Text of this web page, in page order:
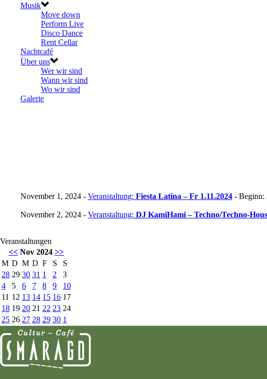
Musik
Move down
Perform Live
Disco Dance
Rent Cellar
Nachtcafé
Über uns
Wer wir sind
Wann wir sind
Wo wir sind
Galerie
November 1, 2024 - Veranstaltung: Fiesta Latina – Fr 1.11.2024 - Beginn:
November 2, 2024 - Veranstaltung: DJ KamiHami – Techno/Techno-
Veranstaltungen
<< Nov 2024 >>
M D M D F S
S
28 29 30 31 1 2
3
4
5 6 7 8 9
10
11 12 13 14 15 16 17
18 19 20 21 22 23 24
25 26 27 28 29 30 1